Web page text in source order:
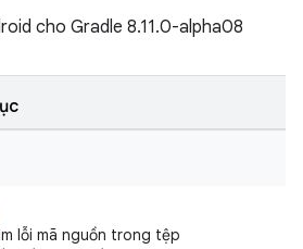
cho Gradle 8.11.0-alpha08
lỗi mã nguồn trong tệp